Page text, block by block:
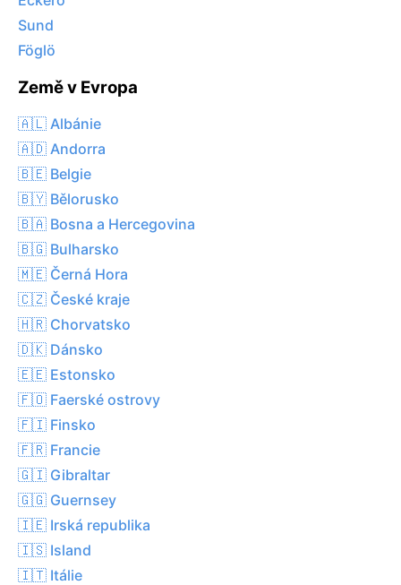
Sund
Föglö
Země v Evropa
🇦🇱 Albánie
🇦🇩 Andorra
🇧🇪 Belgie
🇧🇾 Bělorusko
🇧🇦 Bosna a Hercegovina
🇧🇬 Bulharsko
🇲🇪 Černá Hora
🇨🇿 České kraje
🇭🇷 Chorvatsko
🇩🇰 Dánsko
🇪🇪 Estonsko
🇫🇴 Faerské ostrovy
🇫🇮 Finsko
🇫🇷 Francie
🇬🇮 Gibraltar
🇬🇬 Guernsey
🇮🇪 Irská republika
🇮🇸 Island
🇮🇹 Itálie